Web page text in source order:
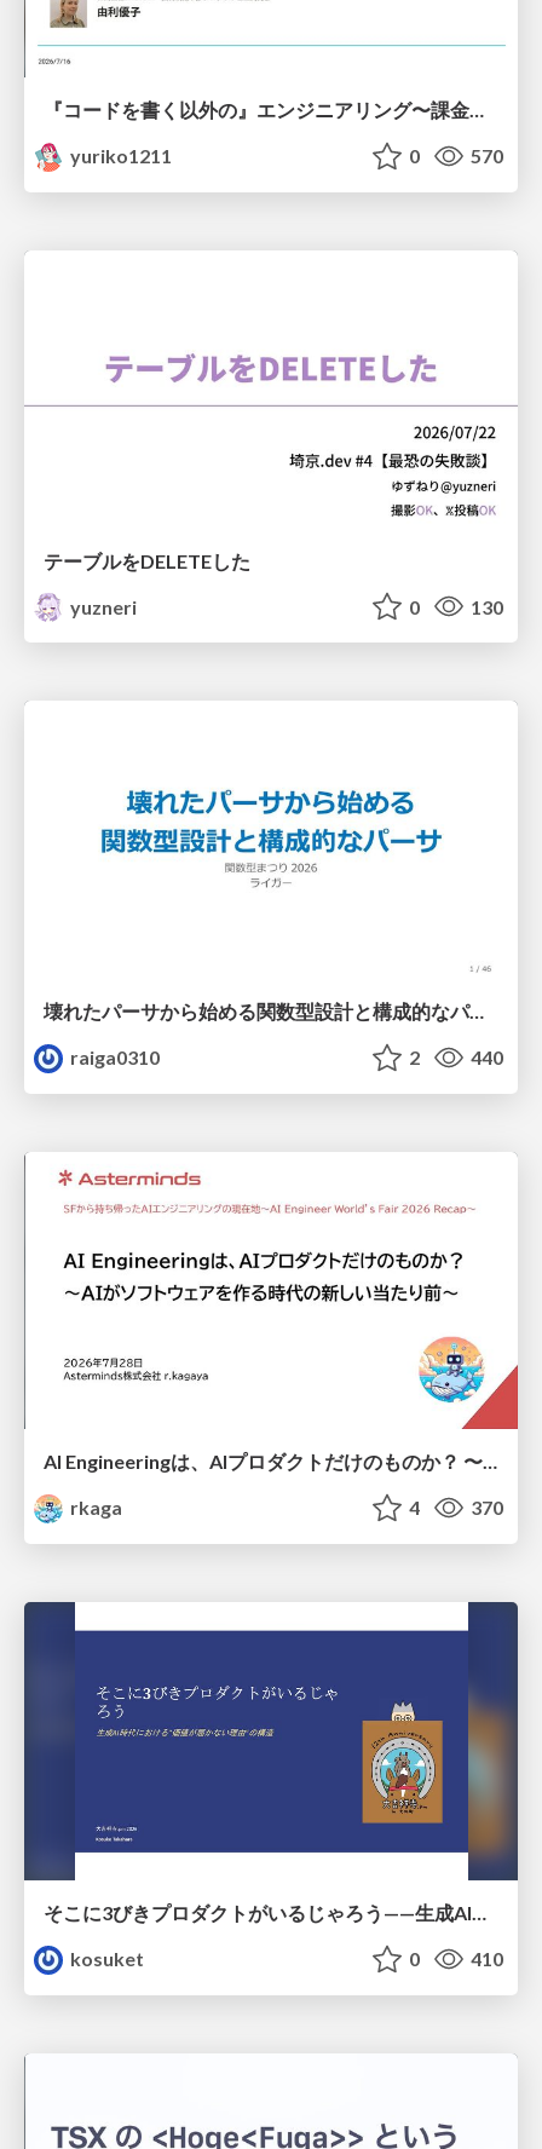
『コードを書く以外の』エンジニアリング〜課金基盤移行プロジェクト推進のためのTips4選
yuriko1211
0 570
テーブルをDELETEした
yuzneri
0 130
壊れたパーサから始める関数型設計と構成的なパーサ #fp_matsuri
raiga0310
2 440
AI Engineeringは、AIプロダクトだけのものか？ 〜AIがソフトウェアを作る時代の新しい当たり前〜 / No AI in your product. AI Engineering in your development.
rkaga
4 370
kosuket
0 410